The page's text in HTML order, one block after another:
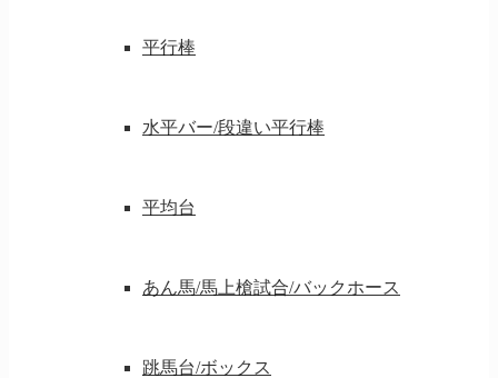
平行棒
水平バー/段違い平行棒
平均台
あん馬/馬上槍試合/バックホース
跳馬台/ボックス